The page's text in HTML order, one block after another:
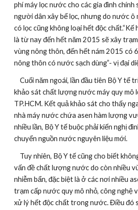
phí máy lọc nước cho các gia đình chính
người dân xây bể lọc, nhưng do nước ô
có lọc cũng không loại hết độc chất.“Kế
là từ nay đến hết năm 2015 sẽ xây
vùng nông thôn, đến hết nám 2015 có
nông thôn có nước sạch dùng”- vị đại
    Cuối năm ngoái, lần đầu tiên Bộ Y tế triển khai một đợt
khảo sát chất lượng nước máy quy mô
TP.HCM. Kết quả khảo sát cho thấy
nhà máy nước chứa asen hàm lượng
nhiều lần, Bộ Y tế buộc phải kiến nghị
chuyển nguồn nước nguyên liệu mới.
vấn đề chất lượng nước do còn nhiều
nhiễm bẩn, đặc biệt là ở các nơi nhiều
trạm cấp nước quy mô nhỏ, công nghệ
xử lý hết độc chất trong nước. Điều đó